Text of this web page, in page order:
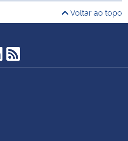
Voltar ao topo
RSS